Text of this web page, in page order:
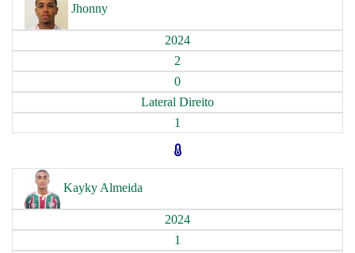
Jhonny
2024
2
0
Lateral Direito
1
Kayky Almeida
2024
1